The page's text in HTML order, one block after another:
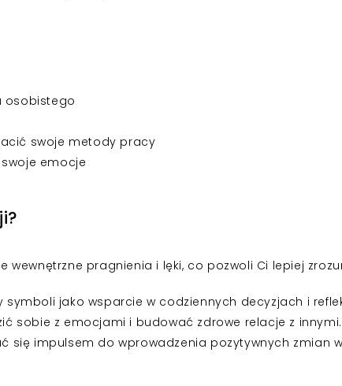
osobistego
swoje metody pracy
emocje
wewnętrzne pragnienia i lęki, co pozwoli Ci lepiej
symboli jako wsparcie w codziennych decyzjach i
sobie z emocjami i budować zdrowe relacje z innymi.
się impulsem do wprowadzenia pozytywnych zmian